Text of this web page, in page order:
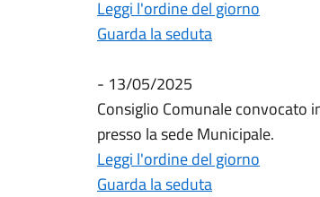
Leggi l'ordine del giorno
Guarda la seduta
- 13/05/2025
Consiglio Comunale convocato
presso la sede Municipale.
Leggi l'ordine del giorno
Guarda la seduta